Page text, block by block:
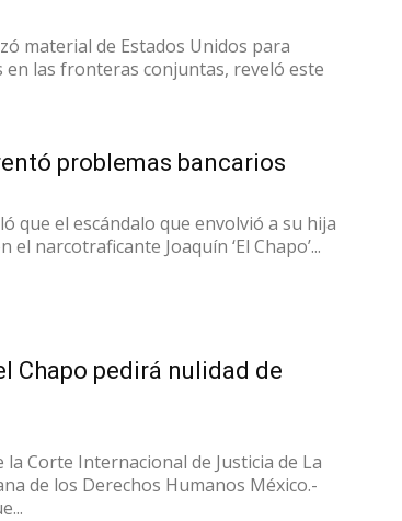
material de Estados Unidos para
las fronteras conjuntas, reveló este
problemas bancarios
que el escándalo que envolvió a su hija
narcotraficante Joaquín ‘El Chapo’...
Chapo pedirá nulidad de
Corte Internacional de Justicia de La
de los Derechos Humanos México.-